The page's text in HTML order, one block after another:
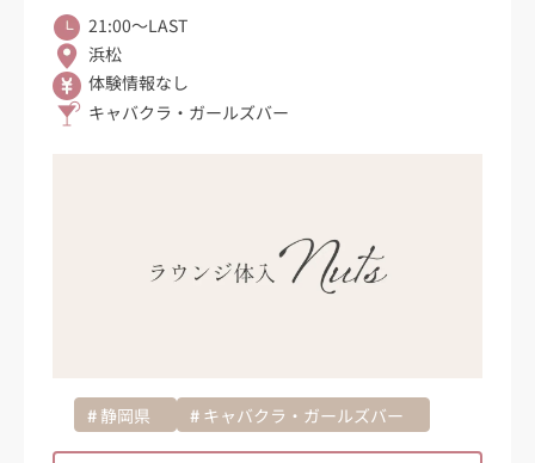
21:00〜LAST
浜松
体験情報なし
キャバクラ・ガールズバー
静岡県 キャバクラ・ガールズバー